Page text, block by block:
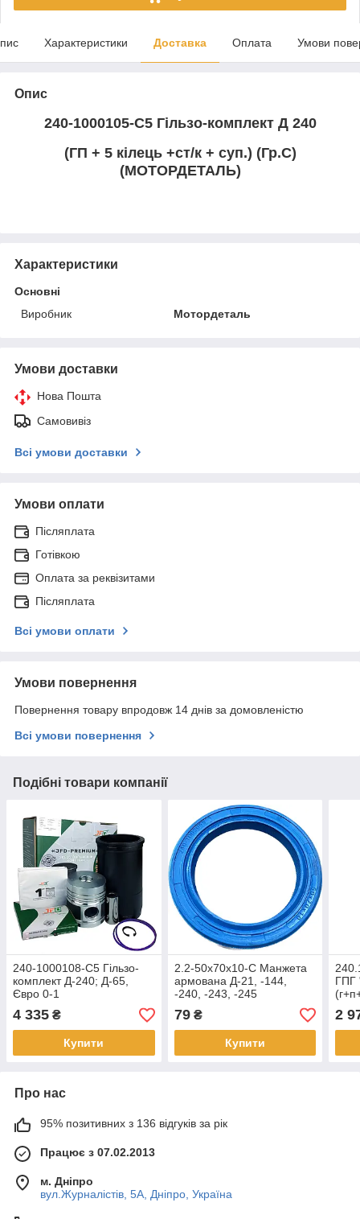
Характеристики Доставка Оплата Умови
Опис
240-1000105-С5 Гільзо-комплект Д 240
(ГП + 5 кілець +ст/к + суп.) (Гр.С)
(МОТОРДЕТАЛЬ)
Характеристики
Основні
Виробник
Мотордеталь
Умови доставки
Нова Пошта
Самовивіз
Всі умови доставки
Умови оплати
Післяплата
Готівкою
Оплата за реквізитами
Післяплата
Всі умови оплати
Умови повернення
Повернення товару впродовж 14 днів за домовленістю
Всі умови повернення
Подібні товари компанії
240-1000108-С5 Гільзо-
комплект Д-240; Д-65,
Євро 0-1
(ДП+Кільця(5к)+Палець+УК+стоп.к)
П/К
4 335 ₴
Купити
2.2-50х70х10-С Манжета
армована Д-21, -144,
-240, -243, -245
79₴
Купити
ГПГ
кан.
2
Про нас
95% позитивних з 136 відгуків за рік
Працює з 07.02.2013
м. Дніпро
вул.Журналістів, 5А, Дніпро, Україна